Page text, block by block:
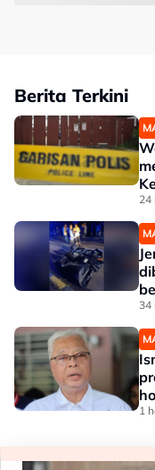
Berita Terkini
24
34
1